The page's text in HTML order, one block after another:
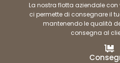
La nostra flotta aziendale
ci permette di consegnare il
mantenendo le qualità
consegna al